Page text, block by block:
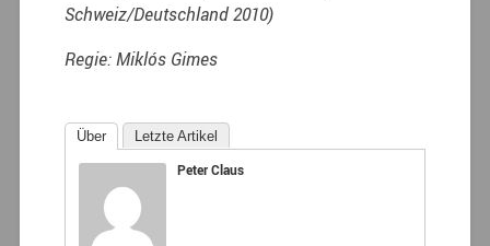
Schweiz/Deutschland 2010)
Regie: Miklós Gimes
Über Letzte Artikel
Peter Claus